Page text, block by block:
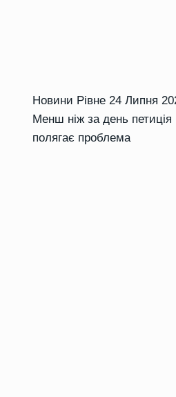
Новини Рівне 24 Липня
Менш ніж за день петиція
полягає проблема